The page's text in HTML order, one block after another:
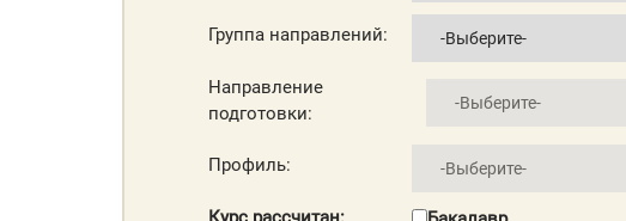
Группа направлений:
Направление
подготовки:
Профиль: